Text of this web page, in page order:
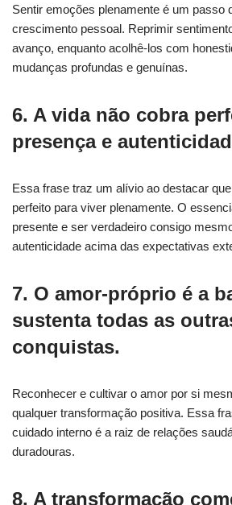
Sentir emoções plenamente é um passo
crescimento pessoal. Reprimir
avanço, enquanto acolhê-los com
mudanças profundas e genuínas.
6. A vida não cobra
presença e
Essa frase traz um alívio ao destacar
perfeito para viver plenamente. O
presente e ser verdadeiro consigo
autenticidade acima das expectativas
7. O amor-próprio é a
sustenta todas as
conquistas.
Reconhecer e cultivar o amor por si
qualquer transformação positiva. Essa
cuidado interno é a raiz de relações
duradouras.
8. A transformação